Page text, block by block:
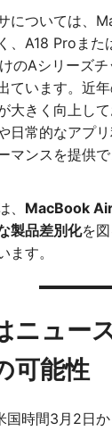
については、
、A18 Proまた
のAシリーズ
ています。近
大きく向上し
日常的なアプ
マンスを提供
、 MacBook
製品差別化を
ます。
ニュー
可能性
国時間3月2日